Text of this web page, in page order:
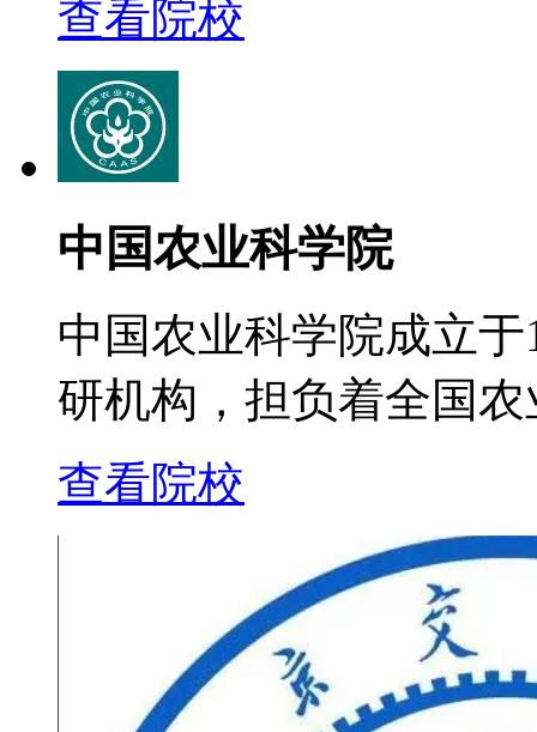
查看院校
中国农业科学院
中国农业科学院成立
研机构，担负着全国
查看院校